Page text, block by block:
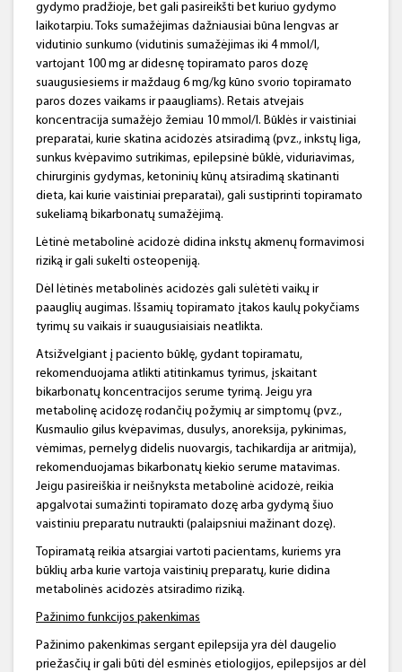
gydymo pradžioje, bet gali pasireikšti bet kuriuo gydymo
laikotarpiu. Toks sumažėjimas dažniausiai būna lengvas ar
vidutinio sunkumo (vidutinis sumažėjimas iki 4 mmol/l,
vartojant 100 mg ar didesnę topiramato paros dozę
suaugusiesiems ir maždaug 6 mg/kg kūno svorio topiramato
paros dozes vaikams ir paaugliams). Retais atvejais
koncentracija sumažėjo žemiau 10 mmol/l. Būklės ir vaistiniai
preparatai, kurie skatina acidozės atsiradimą (pvz., inkstų liga,
sunkus kvėpavimo sutrikimas, epilepsinė būklė, viduriavimas,
chirurginis gydymas, ketoninių kūnų atsiradimą skatinanti
dieta, kai kurie vaistiniai preparatai), gali sustiprinti topiramato
sukeliamą bikarbonatų sumažėjimą.
Lėtinė metabolinė acidozė didina inkstų akmenų formavimosi
riziką ir gali sukelti osteopeniją.
Dėl lėtinės metabolinės acidozės gali sulėtėti vaikų ir
paauglių augimas. Išsamių topiramato įtakos kaulų pokyčiams
tyrimų su vaikais ir suaugusiaisiais neatlikta.
Atsižvelgiant į paciento būklę, gydant topiramatu,
rekomenduojama atlikti atitinkamus tyrimus, įskaitant
bikarbonatų koncentracijos serume tyrimą. Jeigu yra
metabolinę acidozę rodančių požymių ar simptomų (pvz.,
Kusmaulio gilus kvėpavimas, dusulys, anoreksija, pykinimas,
vėmimas, pernelyg didelis nuovargis, tachikardija ar aritmija),
rekomenduojamas bikarbonatų kiekio serume matavimas.
Jeigu pasireiškia ir neišnyksta metabolinė acidozė, reikia
apgalvotai sumažinti topiramato dozę arba gydymą šiuo
vaistiniu preparatu nutraukti (palaipsniui mažinant dozę).
Topiramatą reikia atsargiai vartoti pacientams, kuriems yra
būklių arba kurie vartoja vaistinių preparatų, kurie didina
metabolinės acidozės atsiradimo riziką.
Pažinimo funkcijos pakenkimas
Pažinimo pakenkimas sergant epilepsija yra dėl daugelio
priežasčių ir gali būti dėl esminės etiologijos, epilepsijos ar dėl